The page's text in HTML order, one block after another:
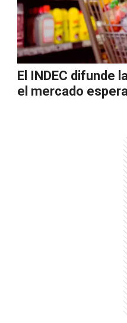
El INDEC difunde
el mercado